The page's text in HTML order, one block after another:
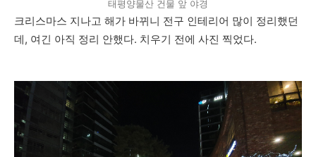
태평양물산 건물 앞 야경
크리스마스 지나고 해가 바뀌니 전구 인테리어 많이 정리했던
데, 여긴 아직 정리 안했다. 치우기 전에 사진 찍었다.